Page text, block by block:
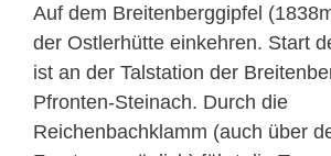
Auf dem Breitenberggipfel
der Ostlerhütte einkehren. Start
ist an der Talstation der
Pfronten-Steinach. Durch die
Reichenbachklamm (auch über